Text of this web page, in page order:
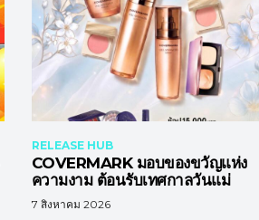
RELEASE HUB
COVERMARK มอบของขวัญแห่ง
ความงาม ต้อนรับเทศกาลวันแม่
7 สิงหาคม 2026